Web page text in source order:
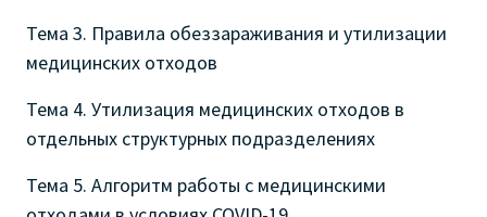
Тема 3. Правила обеззараживания и утилизации
медицинских отходов
Тема 4. Утилизация медицинских отходов в
отдельных структурных подразделениях
Тема 5. Алгоритм работы с медицинскими